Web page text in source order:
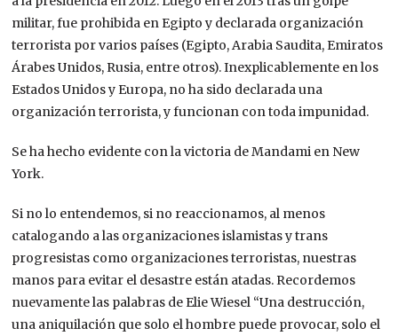
militar, fue prohibida en Egipto y declarada organización
terrorista por varios países (Egipto, Arabia Saudita, Emiratos
Árabes Unidos, Rusia, entre otros). Inexplicablemente en los
Estados Unidos y Europa, no ha sido declarada una
organización terrorista, y funcionan con toda impunidad.
Se ha hecho evidente con la victoria de Mandami en New
York.
Si no lo entendemos, si no reaccionamos, al menos
catalogando a las organizaciones islamistas y trans
progresistas como organizaciones terroristas, nuestras
manos para evitar el desastre están atadas. Recordemos
nuevamente las palabras de Elie Wiesel “Una destrucción,
una aniquilación que solo el hombre puede provocar, solo el